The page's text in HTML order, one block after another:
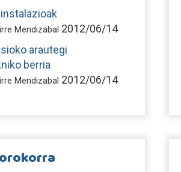
Mendizabal 2012/06/14
arautegi
berria
Mendizabal 2012/06/14